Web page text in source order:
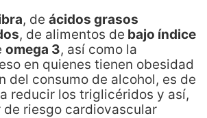
, de ácidos grasos
, de alimentos de bajo índice
omega 3, así como la
en quienes tienen obesidad
del consumo de alcohol, es de
reducir los triglicéridos y así,
riesgo cardiovascular